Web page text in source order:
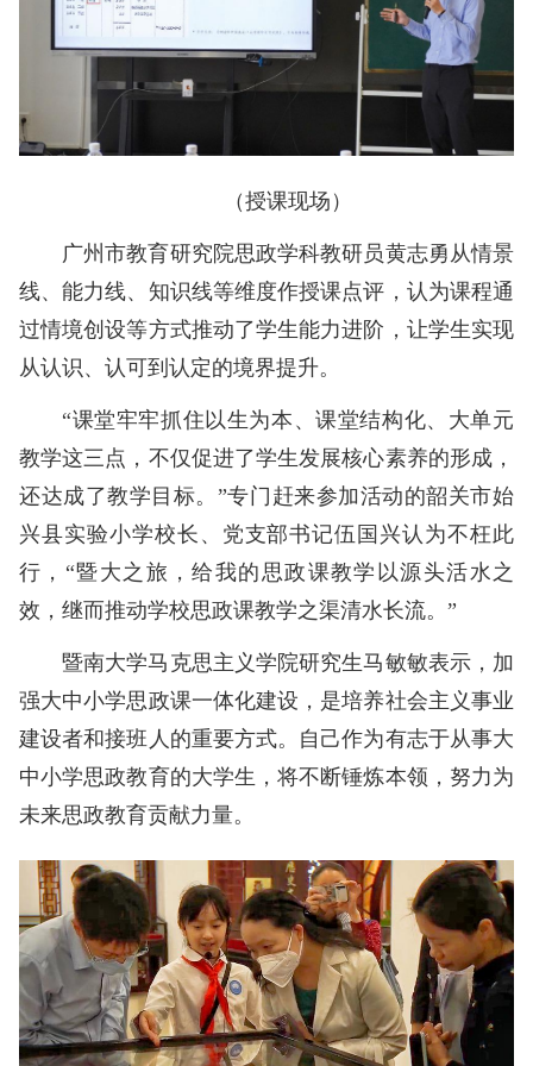
（授课现场）
广州市教育研究院思政学科教研员黄志勇从情景
线、能力线、知识线等维度作授课点评，认为课程通
过情境创设等方式推动了学生能力进阶，让学生实现
从认识、认可到认定的境界提升。
“课堂牢牢抓住以生为本、课堂结构化、大单元
教学这三点，不仅促进了学生发展核心素养的形成，
还达成了教学目标。”专门赶来参加活动的韶关市始
兴县实验小学校长、党支部书记伍国兴认为不枉此
行，“暨大之旅，给我的思政课教学以源头活水之
效，继而推动学校思政课教学之渠清水长流。”
暨南大学马克思主义学院研究生马敏敏表示，加
强大中小学思政课一体化建设，是培养社会主义事业
建设者和接班人的重要方式。自己作为有志于从事大
中小学思政教育的大学生，将不断锤炼本领，努力为
未来思政教育贡献力量。